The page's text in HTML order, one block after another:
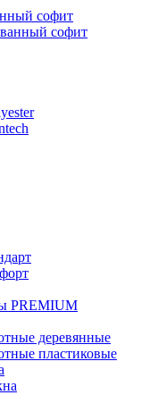
софит
софит
PREMIUM
деревянные
пластиковые